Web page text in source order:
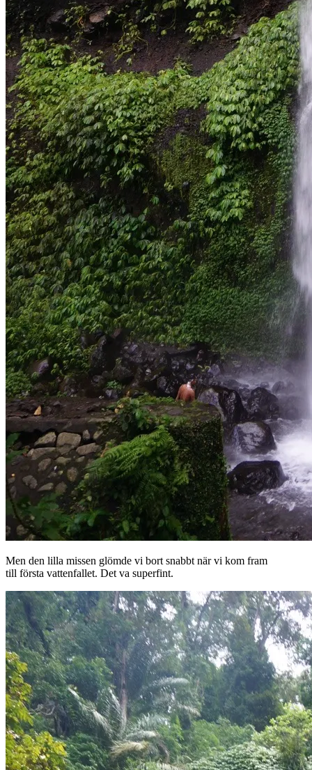
Men den lilla missen glömde vi bort snabbt när vi kom fram
till första vattenfallet. Det va superfint.